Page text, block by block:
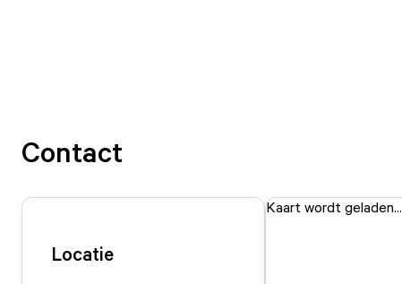
Contact
Locatie
Kaart wordt geladen...